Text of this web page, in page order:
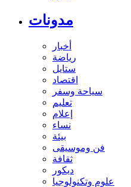
مدونات
أخبار
رياضة
ستايل
اقتصاد
سياحة وسفر
تعليم
إعلام
نساء
بيئة
فن وموسيقى
ثقافة
ديكور
علوم وتكنولوجيا